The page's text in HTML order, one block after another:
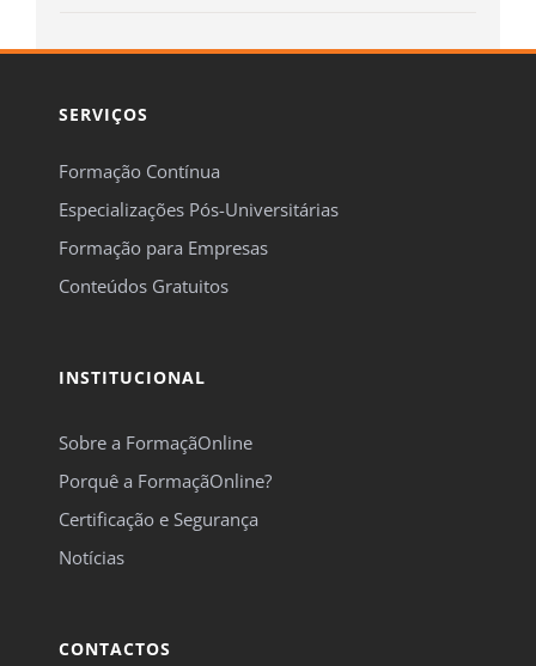
SERVIÇOS
Formação Contínua
Especializações Pós-Universitárias
Formação para Empresas
Conteúdos Gratuitos
INSTITUCIONAL
Sobre a FormaçãOnline
Porquê a FormaçãOnline?
Certificação e Segurança
Notícias
CONTACTOS